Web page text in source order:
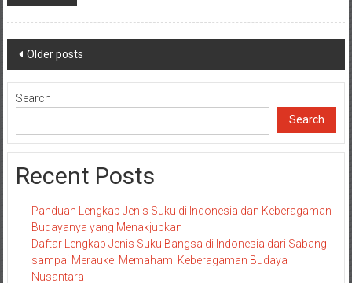
Posts
navigation
Older posts
Search
Search
Recent Posts
Panduan Lengkap Jenis Suku di Indonesia dan Keberagaman
Budayanya yang Menakjubkan
Daftar Lengkap Jenis Suku Bangsa di Indonesia dari Sabang
sampai Merauke: Memahami Keberagaman Budaya
Nusantara